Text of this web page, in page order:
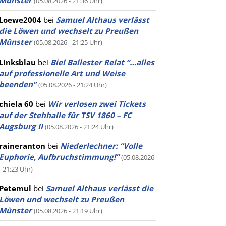
bei Samuel Althaus verlässt
Löwen und wechselt zu Preußen
(05.08.2026 - 21:25 Uhr)
bei Biel Ballester Relat “…alles
professionelle Art und Weise
(05.08.2026 - 21:24 Uhr)
60 bei Wir verlosen zwei Tickets
der Stehhalle für TSV 1860 – FC
II (05.08.2026 - 21:24 Uhr)
bei Niederlechner: “Volle
Aufbruchstimmung!” (05.08.2026
21:23 Uhr)
bei Samuel Althaus verlässt die
und wechselt zu Preußen
(05.08.2026 - 21:19 Uhr)